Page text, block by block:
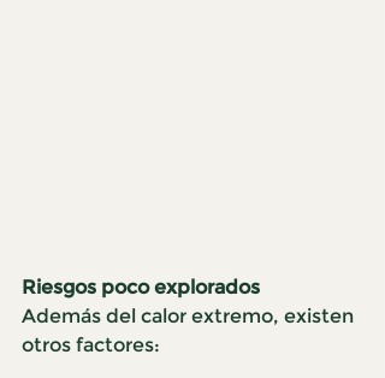
Riesgos poco explorados
Además del calor extremo, existen
otros factores: